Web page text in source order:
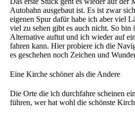
Autobahn ausgebaut ist. Es ist zwar
eigenen Spur dafür habe ich aber viel
viel zu sehen gibt es auch nicht. So bin
Alternative auftut und ich wieder auf
fahren kann. Hier probiere ich die
es geschehen noch Zeichen und
Eine Kirche schöner als die Andere
Die Orte die ich durchfahre scheinen
führen, wer hat wohl die schönste